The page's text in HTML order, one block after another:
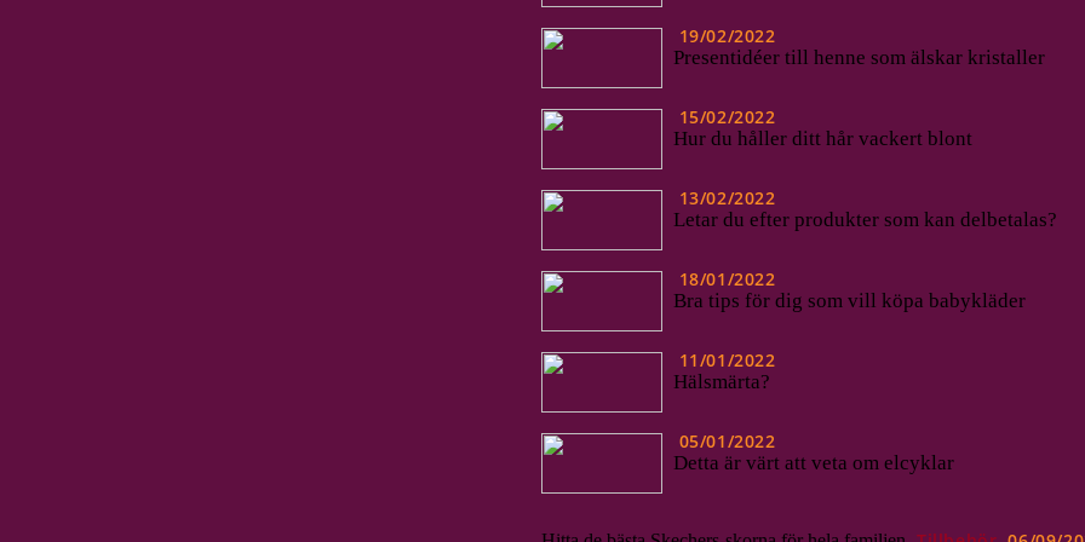
19/02/2022
Presentidéer till henne som älskar kristaller
15/02/2022
Hur du håller ditt hår vackert blont
13/02/2022
Letar du efter produkter som kan delbetalas?
18/01/2022
Bra tips för dig som vill köpa babykläder
11/01/2022
Hälsmärta?
05/01/2022
Detta är värt att veta om elcyklar